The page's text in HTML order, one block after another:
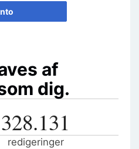
af
dig.
328.131
redigeringer